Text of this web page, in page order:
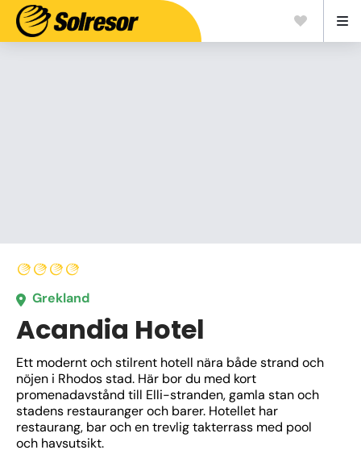
Grekland
Acandia Hotel
Ett modernt och stilrent hotell nära både strand och
nöjen i Rhodos stad. Här bor du med kort
promenadavstånd till Elli-stranden, gamla stan och
stadens restauranger och barer. Hotellet har
restaurang, bar och en trevlig takterrass med pool
och havsutsikt.